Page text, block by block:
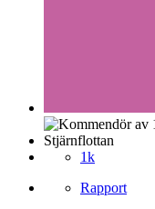
Stjärnflottan
1k
Rapport